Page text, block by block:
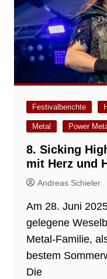
Festivalberichte
Metal Power
8. Sicking
mit Herz und
Andreas Schieler
Am 28. Juni
gelegene
Metal-Familie,
bestem
Die